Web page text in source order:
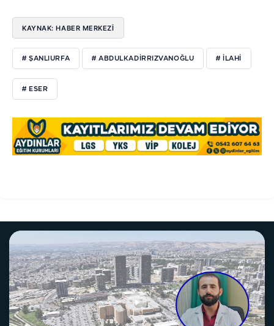
KAYNAK: HABER MERKEZİ
# ŞANLIURFA # ABDULKADIRRIZVANOĞLU # ILAHI
# ESER